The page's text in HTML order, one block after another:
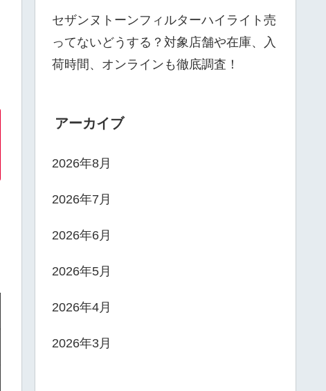
セザンヌトーンフィルターハイライト売
ってないどうする？対象店舗や在庫、入
荷時間、オンラインも徹底調査！
アーカイブ
2026年8月
2026年7月
2026年6月
2026年5月
2026年4月
2026年3月